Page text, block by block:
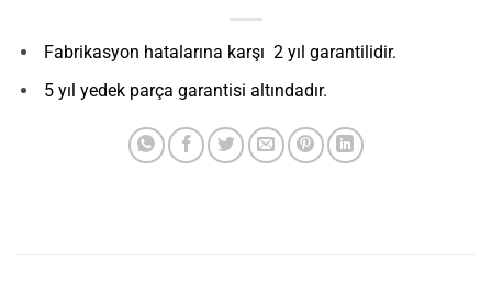
Fabrikasyon hatalarına karşı 2 yıl garantilidir.
5 yıl yedek parça garantisi altındadır.